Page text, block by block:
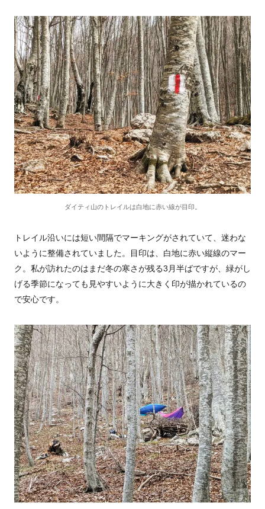
ダイティ山のトレイルは白地に赤い線が目印。
トレイル沿いには短い間隔でマーキングがされていて、迷わな
いように整備されていました。目印は、白地に赤い縦線のマー
ク。私が訪れたのはまだ冬の寒さが残る3月半ばですが、緑がし
げる季節になっても見やすいように大きく印が描かれているの
で安心です。